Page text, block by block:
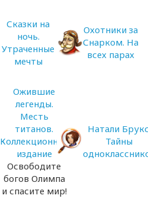
Сказки на
ночь.
Утраченные
мечты
Охотники за
Снарком. На
всех парах
Ожившие
легенды.
Месть
титанов.
Коллекционное
издание
Освободите
богов Олимпа
и спасите мир!
Натали
Тайны